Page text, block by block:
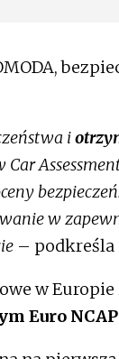
i
Car
w
– podkreśla
w
Euro NCAP